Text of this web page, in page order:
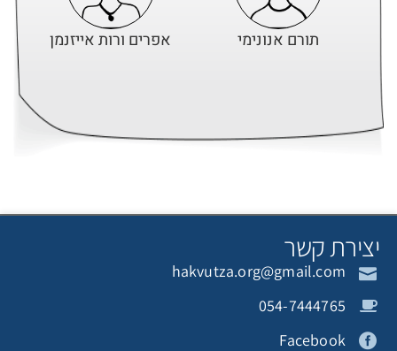
תורם אנונימי אפרים ורות אייזנמן
תורם אנונימי
קשר
hakvutza.org@gmail.com
054-7444765
Facebook